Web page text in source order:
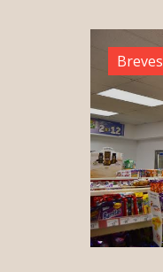
Breves